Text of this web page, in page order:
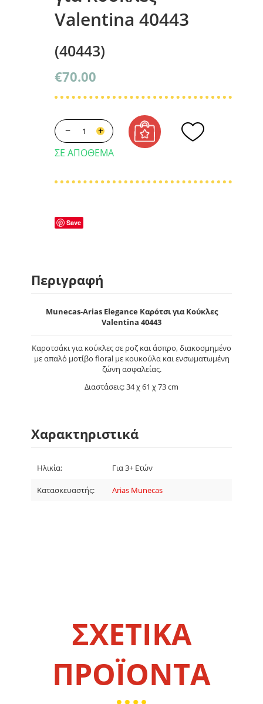
Valentina 40443
(40443)
€70.00
+
−
ΣΕ ΑΠΌΘΕΜΑ
Save
Περιγραφή
Munecas-Arias Elegance Καρότσι για Κούκλες
Valentina 40443
Καροτσάκι για κούκλες σε ροζ και άσπρο, διακοσμημένο
με απαλό μοτίβο floral με κουκούλα και ενσωματωμένη
ζώνη ασφαλείας.
Διαστάσεις: 34 χ 61 χ 73 cm
Χαρακτηριστικά
Ηλικία: Για 3+ Ετών
Κατασκευαστής: Arias Munecas
ΣΧΕΤΙΚΑ
ΠΡΟΪΟΝΤΑ